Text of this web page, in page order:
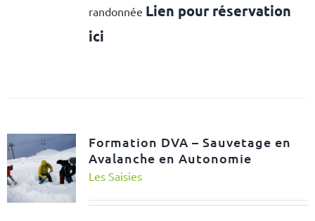
randonnée Lien pour réservation
ici
Formation DVA – Sauvetage en
Avalanche en Autonomie
Les Saisies